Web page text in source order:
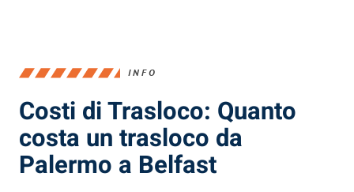
INFO
Costi di Trasloco: Quanto
costa un trasloco da
Palermo a Belfast